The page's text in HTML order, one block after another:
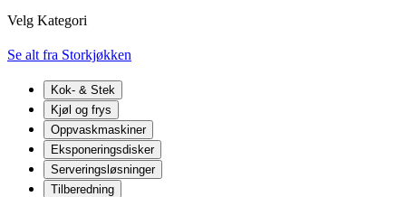
Velg Kategori
Se alt fra Storkjøkken
Kok- & Stek
Kjøl og frys
Oppvaskmaskiner
Eksponeringsdisker
Serveringsløsninger
Tilberedning